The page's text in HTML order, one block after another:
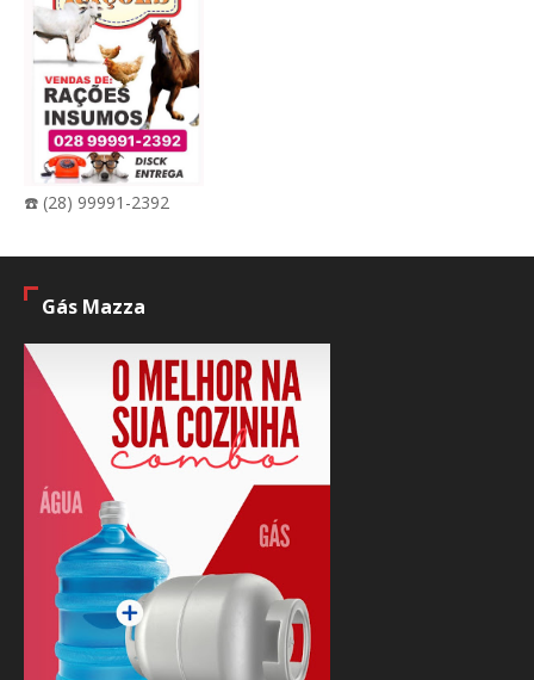
☎️ (28) 99991-2392
Gás Mazza